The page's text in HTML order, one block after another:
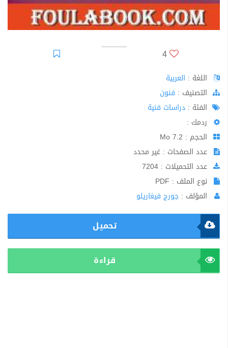
4
اللغة : العربية
اﻟﺘﺼﻨﻴﻒ : فنون
الفئة : دراسات فنية
ردمك :
الحجم : 7.2 Mo
عدد الصفحات : غير محدد
عدد التحميلات : 7204
نوع الملف : PDF
المؤلف : جورج فيغاريلو
تحميل
قراءة